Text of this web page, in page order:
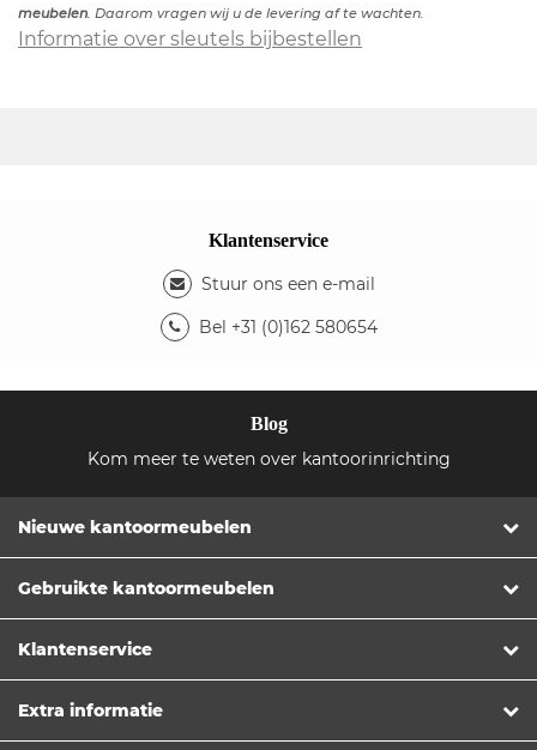
meubelen . Daarom vragen wij u de levering af te wachten.
Informatie over sleutels bijbestellen
Klantenservice
Stuur ons een e-mail
Bel +31 (0)162 580654
Blog
Kom meer te weten over kantoorinrichting
Nieuwe kantoormeubelen
Gebruikte kantoormeubelen
Klantenservice
Extra informatie